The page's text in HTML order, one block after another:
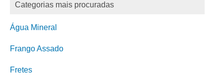
Categorias mais procuradas
Água Mineral
Frango Assado
Fretes